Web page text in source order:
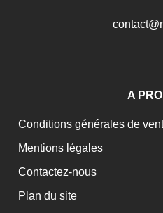
contact@
A
Conditions générales de
Mentions légales
Contactez-nous
Plan du site